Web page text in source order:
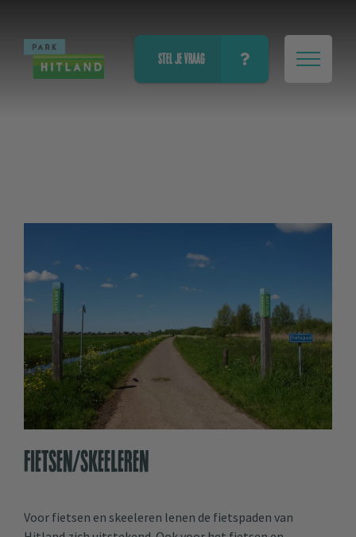
STEL JE VRAAG
Fietsen/skeeleren
Voor fietsen en skeeleren lenen de fietspaden van